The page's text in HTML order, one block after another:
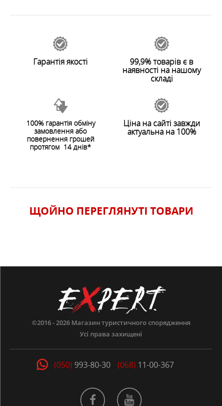
ОСОБЛИВОСТІ
облегченный
XXL
Розмір в упаковці
Вага: 190 g
Розмір, см: 21 x 58 cm (HxW)
ЗАЛИШИТИ ВІДГУК
Гарантія якості 99,9% товарів є в
наявності на нашому
складі
100% гарантія обміну
замовлення або
повернення грошей
протягом 14 днів*
Ціна на сайті завжди
актуальна на 100%
ЩОЙНО ПЕРЕГЛЯНУТI ТОВАРИ
©2016 - 2026 Магазин туристичного спорядження
Усі права захищені
(050) 993-80-30 (068) 11-00-367